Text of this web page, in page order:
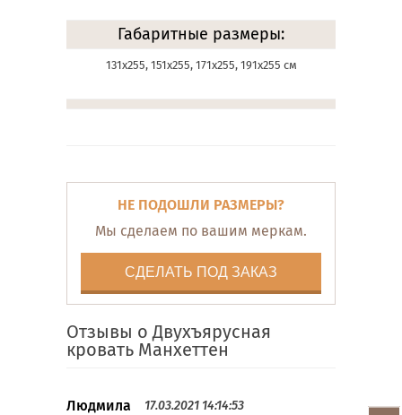
Габаритные размеры:
131х255, 151х255, 171х255, 191х255 см
НЕ ПОДОШЛИ РАЗМЕРЫ?
Мы сделаем по вашим меркам.
СДЕЛАТЬ ПОД ЗАКАЗ
Отзывы о Двухъярусная
кровать Манхеттен
Людмила 17.03.2021 14:14:53